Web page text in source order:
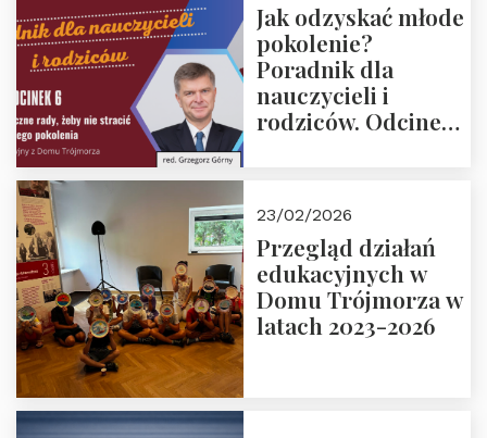
Jak odzyskać młode
pokolenie?
Poradnik dla
nauczycieli i
rodziców. Odcinek
Rozmawiają red.
Grzegorz Górny i
prof. Michał
Łuczewski
23/02/2026
Przegląd działań
edukacyjnych w
Domu Trójmorza w
latach 2023-2026